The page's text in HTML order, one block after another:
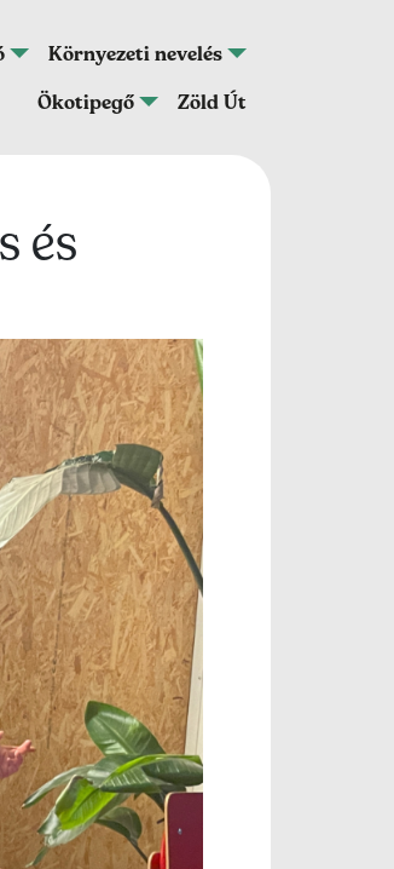
Környezeti nevelés
Ökotipegő
Zöld Út
és